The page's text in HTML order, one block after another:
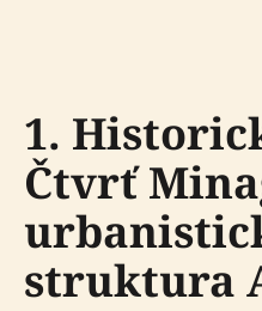
1.
Čtvrť
struktura